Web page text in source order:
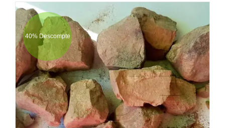
40% Descompte